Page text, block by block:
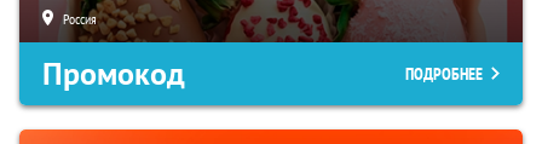
Россия
Промокод ПОДРОБНЕЕ